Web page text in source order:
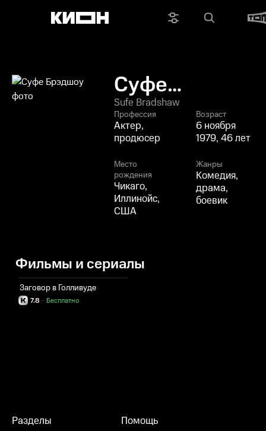
Суфе
Брэдшоу
Sufe Bradshaw
Профессия
Актер,
продюсер
Возраст
6 ноября
1979, 46 лет
Место
рождения
Чикаго,
Иллинойс,
США
Жанры
Комедия,
драма,
боевик
Фильмы и сериалы
Заговор в Голливуде
7.8 Бесплатно
·
Разделы Помощь